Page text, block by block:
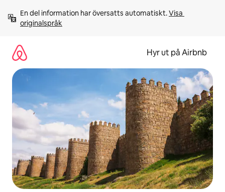
innehåll
En del information har översatts automatiskt. Visa
originalspråk
Hyr ut på Airbnb